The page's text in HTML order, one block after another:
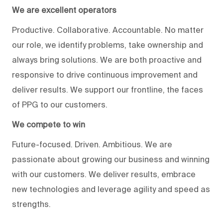
We are excellent operators
Productive. Collaborative. Accountable. No matter
our role, we identify problems, take ownership and
always bring solutions. We are both proactive and
responsive to drive continuous improvement and
deliver results. We support our frontline, the faces
of PPG to our customers.
We compete to win
Future-focused. Driven. Ambitious. We are
passionate about growing our business and winning
with our customers. We deliver results, embrace
new technologies and leverage agility and speed as
strengths.